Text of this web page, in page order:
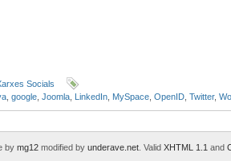
Socials
google Joomla LinkedIn MySpace OpenID Twitter,
by mg12 modified by underave.net . Valid XHTML 1.1 and